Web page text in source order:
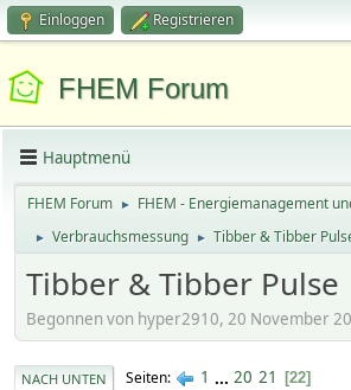
Einloggen Registrieren
FHEM Forum
Hauptmenü
FHEM Forum ► FHEM - Energiemanagement
► Verbrauchsmessung ► Tibber & Tibber
Tibber & Tibber Pulse
Begonnen von hyper2910, 20 November
NACH UNTEN Seiten 1 ... 20 21 22